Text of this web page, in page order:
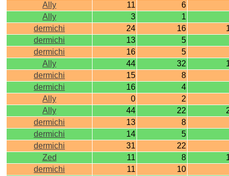
Ally
11
6
Ally
3
1
dermichi
24 16
dermichi
13
5
dermichi
16
5
Ally
44 32
dermichi
15
8
dermichi
16
4
Ally
0
2
Ally
44 22
dermichi
13
8
dermichi
14
5
dermichi
31
22
Zed
11 8
dermichi
11
10